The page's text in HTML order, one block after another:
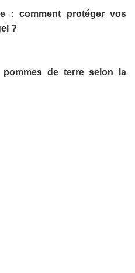
: comment protéger vos
?
pommes de terre selon la